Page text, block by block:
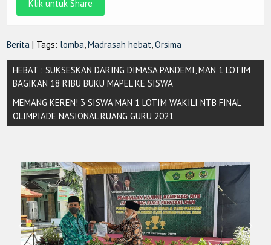
Klik untuk Share
Berita | Tags: lomba,Madrasah hebat,Orsima
Post
navigation
HEBAT : SUKSESKAN DARING DIMASA PANDEMI, MAN 1 LOTIM
BAGIKAN 18 RIBU BUKU MAPEL KE SISWA
MEMANG KEREN! 3 SISWA MAN 1 LOTIM WAKILI NTB FINAL
OLIMPIADE NASIONAL RUANG GURU 2021